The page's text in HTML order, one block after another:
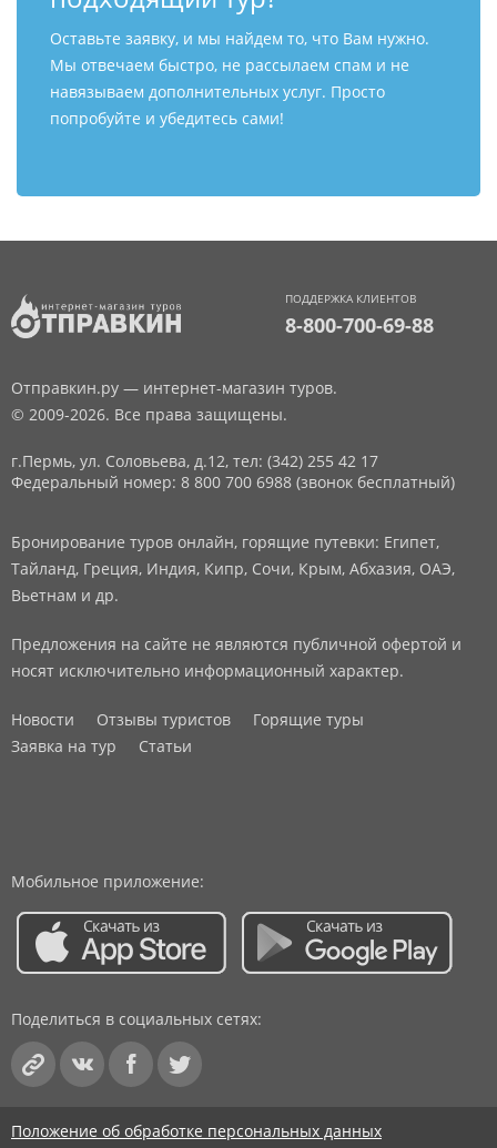
Оставьте заявку, и мы найдем то, что Вам нужно.
Мы отвечаем быстро, не рассылаем спам и не
навязываем дополнительных услуг. Просто
попробуйте и убедитесь сами!
ПОДДЕРЖКА КЛИЕНТОВ
8-800-700-69-88
Отправкин.ру — интернет-магазин туров.
© 2009-2026. Все права защищены.
г.Пермь, ул. Соловьева, д.12, тел: (342) 255 42 17
Федеральный номер: 8 800 700 6988 (звонок бесплатный)
Бронирование туров онлайн, горящие путевки: Египет,
Тайланд, Греция, Индия, Кипр, Сочи, Крым, Абхазия, ОАЭ,
Вьетнам и др.
Предложения на сайте не являются публичной офертой и
носят исключительно информационный характер.
Новости Отзывы туристов
Горящие туры
Заявка на тур
Статьи
Мобильное приложение:
Поделиться в социальных сетях:
Положение об обработке персональных данных